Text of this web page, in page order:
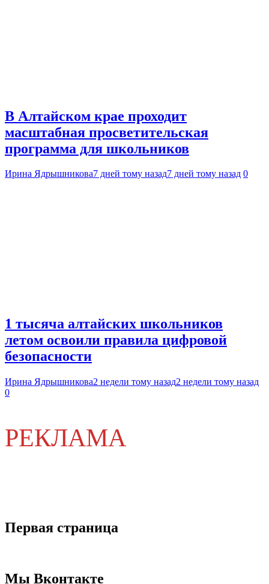
В Алтайском крае проходит
масштабная просветительская
программа для школьников
Ирина Ядрышникова7 дней тому назад7 дней тому назад 0
1 тысяча алтайских школьников
летом освоили правила цифровой
безопасности
Ирина Ядрышникова2 недели тому назад2 недели тому назад
0
РЕКЛАМА
Первая страница
Мы Вконтакте